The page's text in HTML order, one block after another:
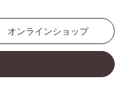
オンラインショップ